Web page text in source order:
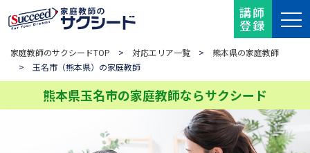
講師
登録
家庭教師のサクシードTOP > 対応エリア一覧 > 熊本県の家庭教師
> 玉名市（熊本県）の家庭教師
熊本県玉名市の家庭教師ならサクシード